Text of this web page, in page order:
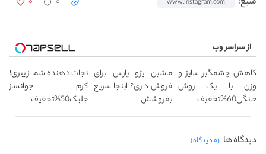
www.instagram.com
از سراسر وب
کاهش چشمگیر سایز و
وزن با یک روش
خانگی60%تخفیف
ماشین پژو پارس برای
فروش داری؟ اینجا سریع
بفروشش
نجات دهنده شما از پیری!
کرم جوانساز
جلبک50%تخفیف
دیدگاه ها (۰ دیدگاه)